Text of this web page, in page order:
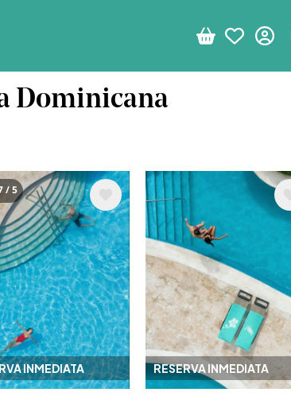
Dominicana
INMEDIATA
/ 5
RESERVA INMEDIATA
Image